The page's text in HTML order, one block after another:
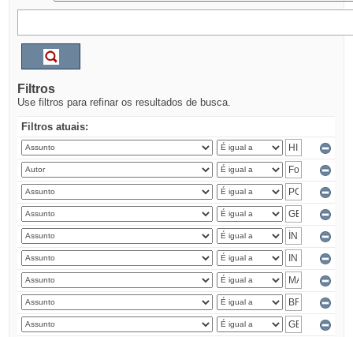
Filtros
Use filtros para refinar os resultados de busca.
Filtros atuais: